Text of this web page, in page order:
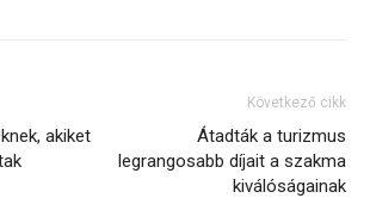
akiket
Következő cikk
Átadták a turizmus
legrangosabb díjait a szakma
kiválóságainak